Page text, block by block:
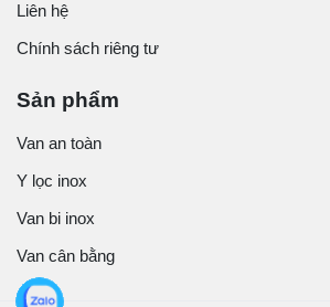
Liên hệ
Chính sách riêng tư
Sản phẩm
Van an toàn
Y lọc inox
Van bi inox
Van cân bằng